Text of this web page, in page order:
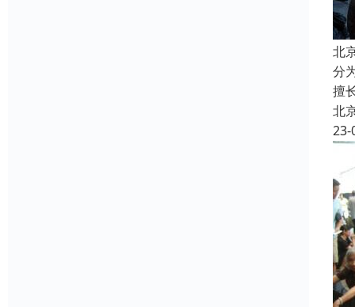
北
分
擅
北
23-